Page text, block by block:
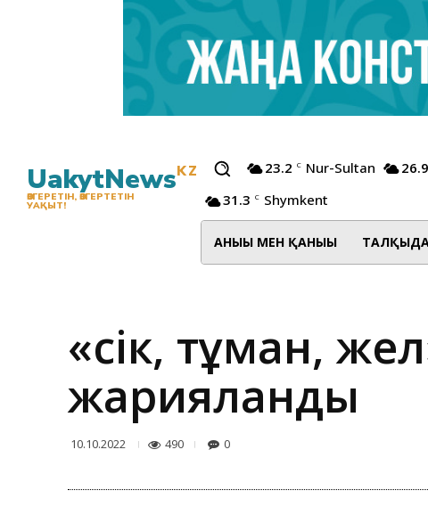
UakytNewsKZ
ӨЗГЕРЕТІН, ӨЗГЕРТЕТІН
УАҚЫТ!
23.2 C Nur-Sultan 26.9
31.3 C Shymkent
АНЫҒЫ МЕН ҚАНЫҒЫ
«Үсік, тұман,
жарияланды
10.10.2022 490 0